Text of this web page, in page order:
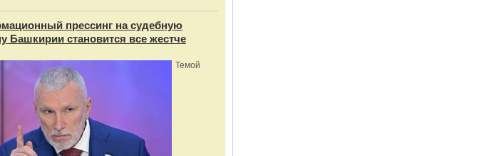
прессинг на судебную
Башкирии становится все жестче
Темой